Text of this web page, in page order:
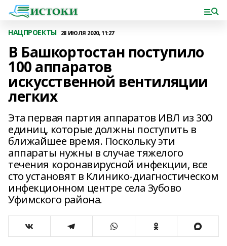
НАЦПРОЕКТЫ 28 ИЮЛЯ 2020, 11:27
В Башкортостан поступило
100 аппаратов
искусственной вентиляции
легких
Эта первая партия аппаратов ИВЛ из 300
единиц, которые должны поступить в
ближайшее время. Поскольку эти
аппараты нужны в случае тяжелого
течения коронавирусной инфекции, все
сто установят в Клинико-диагностическом
инфекционном центре села Зубово
Уфимского района.